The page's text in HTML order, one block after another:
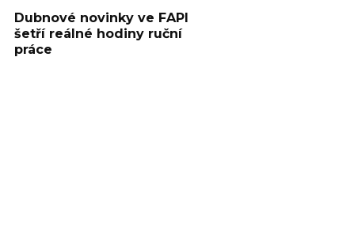
Dubnové novinky ve FAPI
šetří reálné hodiny ruční
práce